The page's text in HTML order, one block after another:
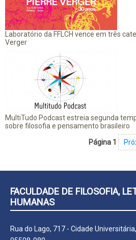
Laboratório da FFLCH vence em três
Verger
MultiTudo Podcast estreia segunda
sobre filosofia e pensamento brasileiro
Página 1
FACULDADE DE FILOSOFIA,
HUMANAS
Rua do Lago, 717 - Cidade